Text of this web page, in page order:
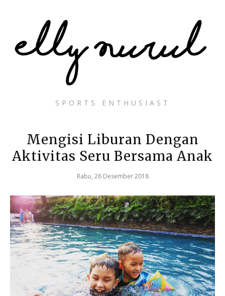
SPORTS ENTHUSIAST
Mengisi Liburan Dengan
Aktivitas Seru Bersama Anak
Rabu, 26 Desember 2018